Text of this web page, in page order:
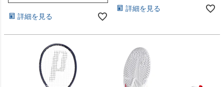
詳細を見る
詳細を見る